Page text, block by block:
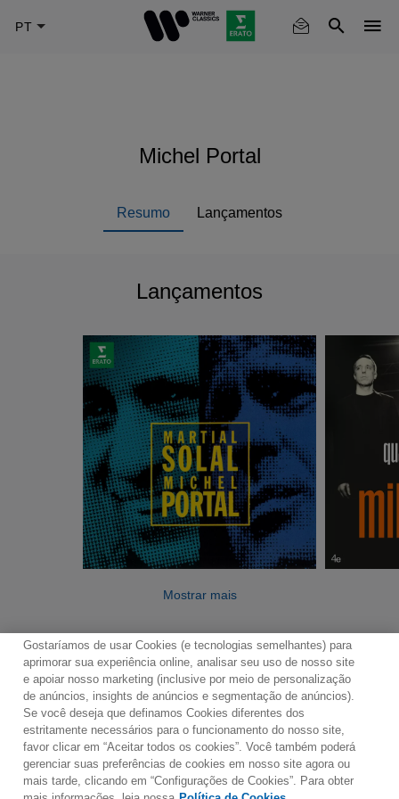
Michel Portal
Resumo Lançamentos
Lançamentos
Mostrar mais
Contato Boletim de Notícias
Termos de Uso
Política de Privacidade
Mapa do Site
Política de Cookies
Configurações de Cookies
Gostaríamos de usar Cookies (e tecnologias semelhantes) para
aprimorar sua experiência online, analisar seu uso de nosso site
e apoiar nosso marketing (inclusive por meio de personalização
de anúncios, insights de anúncios e segmentação de anúncios).
Se você deseja que definamos Cookies diferentes dos
estritamente necessários para o funcionamento do nosso site,
favor clicar em “Aceitar todos os cookies”. Você também poderá
gerenciar suas preferências de cookies em nosso site agora ou
mais tarde, clicando em “Configurações de Cookies”. Para obter